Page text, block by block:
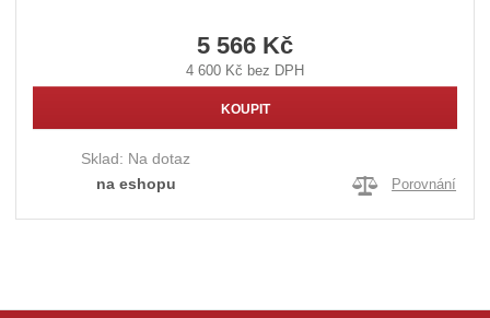
5 566 Kč
4 600 Kč bez DPH
KOUPIT
Sklad: Na dotaz
na eshopu
Porovnání